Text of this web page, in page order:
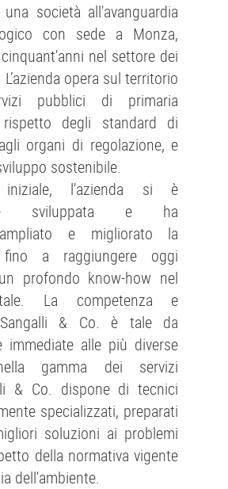
società all'avanguardia
con sede a Monza,
nel settore dei
opera sul territorio
pubblici di primaria
degli standard di
organi di regolazione, e
sostenibile.
l'azienda si è
sviluppata e ha
e migliorato la
a raggiungere oggi
profondo know-how nel
La competenza e
& Co. è tale da
immediate alle più diverse
gamma dei servizi
& Co. dispone di tecnici
specializzati, preparati
soluzioni ai problemi
della normativa vigente
dell'ambiente.